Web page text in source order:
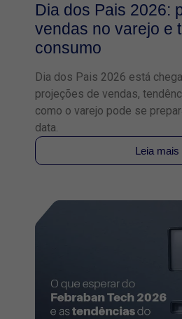
Dia dos Pais 2026:
vendas no varejo e
consumo
Dia dos Pais 2026 está
projeções de vendas,
como o varejo pode se
data.
Leia mais